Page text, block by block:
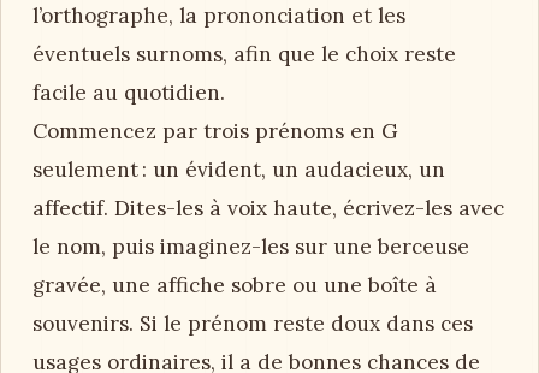
l’orthographe, la prononciation et les
éventuels surnoms, afin que le choix reste
facile au quotidien.
Commencez par trois prénoms en G
seulement : un évident, un audacieux, un
affectif. Dites-les à voix haute, écrivez-les avec
le nom, puis imaginez-les sur une berceuse
gravée, une affiche sobre ou une boîte à
souvenirs. Si le prénom reste doux dans ces
usages ordinaires, il a de bonnes chances de